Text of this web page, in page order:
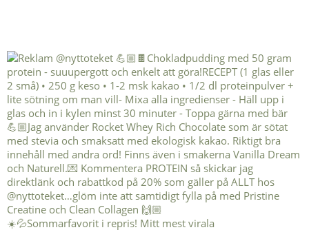
☀️💦Sommarfavorit i repris! Mitt mest virala